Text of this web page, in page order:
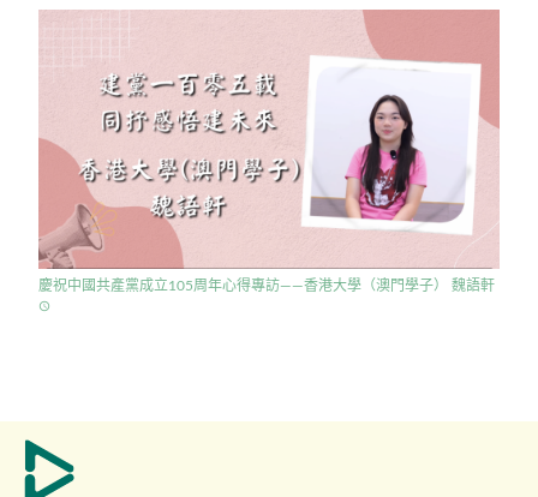
慶祝中國共產黨成立105周年心得專訪——香港大學（澳門學子） 魏語軒
access_time